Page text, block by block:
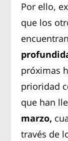
Por ello,
que los
próximas
prioridad
que han
marzo,
través de